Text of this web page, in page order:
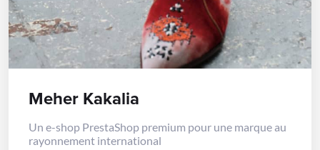
Meher Kakalia
Un e-shop PrestaShop premium pour une marque au
rayonnement international